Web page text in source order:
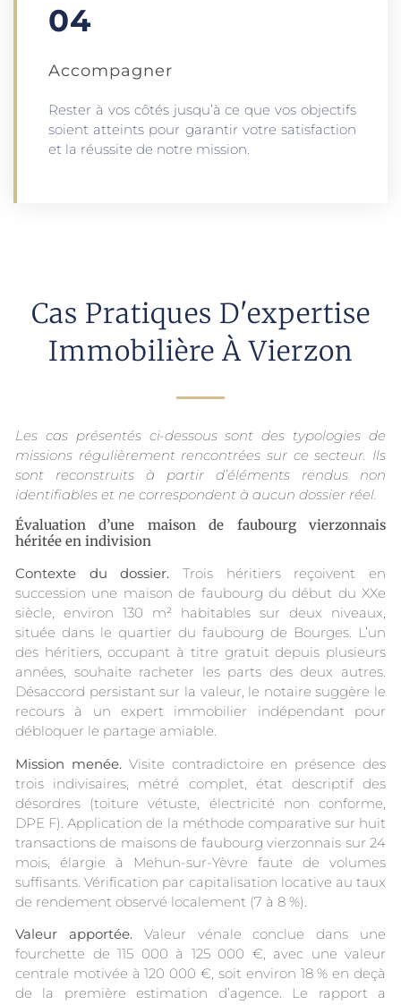
04
Accompagner
Rester à vos côtés jusqu’à ce que vos objectifs
soient atteints pour garantir votre satisfaction
et la réussite de notre mission.
Cas Pratiques D'expertise
Immobilière À Vierzon
Les cas présentés ci-dessous sont des typologies de
missions régulièrement rencontrées sur ce secteur. Ils
sont reconstruits à partir d’éléments rendus non
identifiables et ne correspondent à aucun dossier réel.
Évaluation d’une maison de faubourg vierzonnais
héritée en indivision
Contexte du dossier. Trois héritiers reçoivent en
succession une maison de faubourg du début du XXe
siècle, environ 130 m² habitables sur deux niveaux,
située dans le quartier du faubourg de Bourges. L’un
des héritiers, occupant à titre gratuit depuis plusieurs
années, souhaite racheter les parts des deux autres.
Désaccord persistant sur la valeur, le notaire suggère le
recours à un expert immobilier indépendant pour
débloquer le partage amiable.
Mission menée. Visite contradictoire en présence des
trois indivisaires, métré complet, état descriptif des
désordres (toiture vétuste, électricité non conforme,
DPE F). Application de la méthode comparative sur huit
transactions de maisons de faubourg vierzonnais sur 24
mois, élargie à Mehun-sur-Yèvre faute de volumes
suffisants. Vérification par capitalisation locative au taux
de rendement observé localement (7 à 8 %).
Valeur apportée.Valeur vénale conclue dans une
fourchette de 115 000 à 125 000 €, avec une valeur
centrale motivée à 120 000 €, soit environ 18 % en deçà
de la première estimation d’agence. Le rapport a